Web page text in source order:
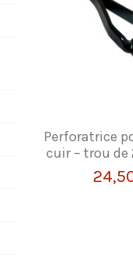
Perforatrice
cuir – trou de